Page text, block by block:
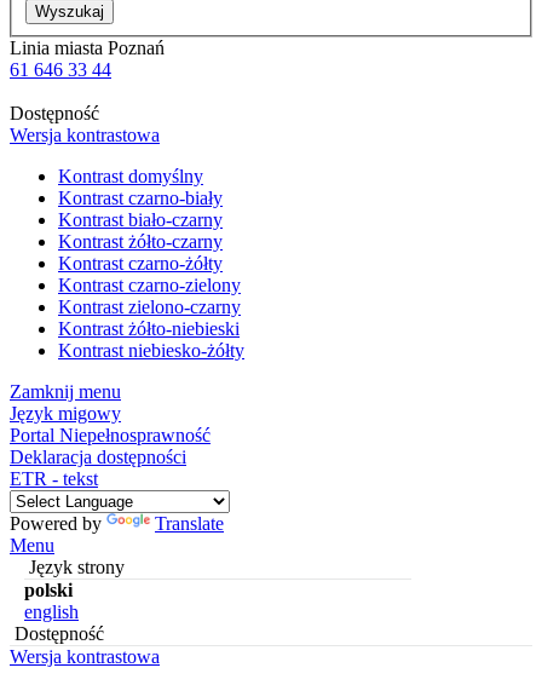
Wyszukaj
Linia miasta Poznań
61 646 33 44
Dostępność
Wersja kontrastowa
Kontrast domyślny
Kontrast czarno-biały
Kontrast biało-czarny
Kontrast żółto-czarny
Kontrast czarno-żółty
Kontrast czarno-zielony
Kontrast zielono-czarny
Kontrast żółto-niebieski
Kontrast niebiesko-żółty
Zamknij menu
Język migowy
Portal Niepełnosprawność
Deklaracja dostępności
ETR - tekst
Powered by
Translate
Menu
Język strony
polski
english
Dostępność
Wersja kontrastowa